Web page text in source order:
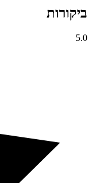
ספרות
משובץ
דגם
MK4694
ביקורות
5.0